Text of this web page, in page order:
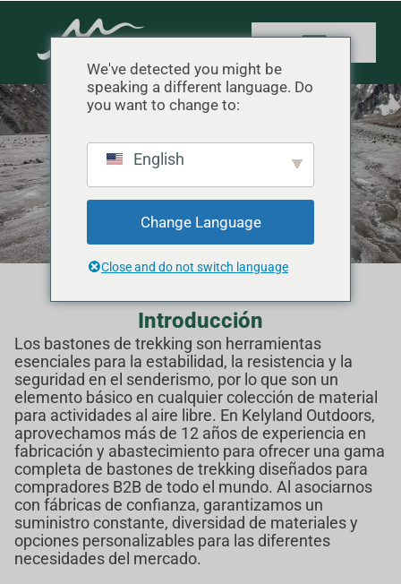
Bastón de trekking
Producto Bastón de trekking
Introducción
Los bastones de trekking son herramientas
esenciales para la estabilidad, la resistencia y la
seguridad en el senderismo, por lo que son un
elemento básico en cualquier colección de material
para actividades al aire libre. En Kelyland Outdoors,
aprovechamos más de 12 años de experiencia en
fabricación y abastecimiento para ofrecer una gama
completa de bastones de trekking diseñados para
compradores B2B de todo el mundo. Al asociarnos
con fábricas de confianza, garantizamos un
suministro constante, diversidad de materiales y
opciones personalizables para las diferentes
necesidades del mercado.
We've detected you might be
speaking a different language. Do
you want to change to:
English
Change Language
Close and do not switch language